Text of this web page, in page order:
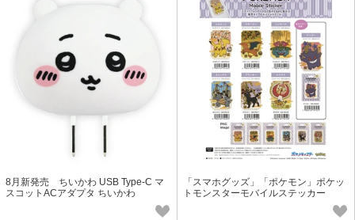
8月新発売 ちいかわ USB Type-C マ
スコットACアダプタ ちいかわ
「スマホグッズ」「ポケモン」ポケッ
トモンスターモバイルステッカー